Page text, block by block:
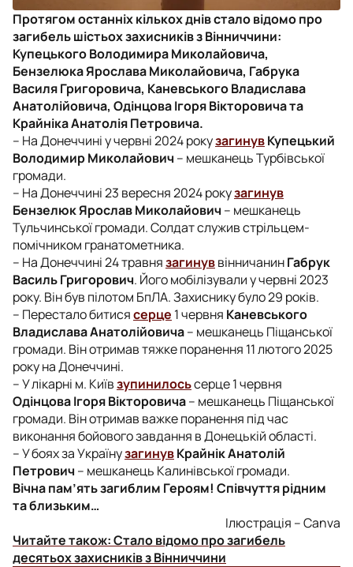
Протягом останніх кількох днів стало відомо про
загибель шістьох захисників з Вінниччини:
Купецького Володимира Миколайовича,
Бензелюка Ярослава Миколайовича, Габрука
Василя Григоровича, Каневського Владислава
Анатолійовича, Одінцова Ігоря Вікторовича та
Крайніка Анатолія Петровича.
– На Донеччині у червні 2024 рокузагинувКупецький
Володимир Миколайович – мешканець Турбівської
громади.
– На Донеччині 23 вересня 2024 рокузагинув
Бензелюк Ярослав Миколайович – мешканець
Тульчинської громади. Солдат служив стрільцем-
помічником гранатометника.
– На Донеччині 24 травнязагинуввінничанинГабрук
Василь Григорович. Його мобілізували у червні 2023
року. Він був пілотом БпЛА. Захиснику було 29 років.
– Перестало битисясерце 1 червня Каневського
Владислава Анатолійовича– мешканець Піщанської
громади. Він отримав тяжке поранення 11 лютого 2025
року на Донеччині.
– У лікарні м. Київзупинилосьсерце 1 червня
Одінцова Ігоря Вікторовича– мешканець Піщанської
громади. Він отримав важке поранення під час
виконання бойового завдання в Донецькій області.
– У боях за УкраїнузагинувКрайнік Анатолій
Петрович – мешканець Калинівської громади.
Вічна пам’ять загиблим Героям! Співчуття рідним
та близьким…
Ілюстрація – Сanva
Читайте також:Стало відомо про загибель
десятьох захисників з Вінниччини